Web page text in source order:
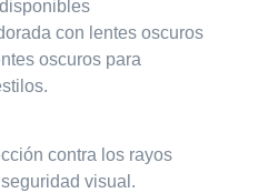
con lentes oscuros
oscuros para
contra los rayos
visual.